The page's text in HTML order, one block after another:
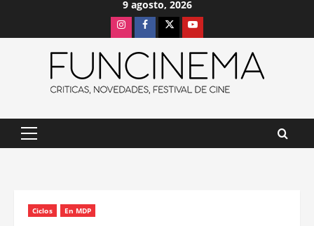
9 agosto, 2026
InstagramFacebook
X Youtube
Menú
Ciclos En MDP